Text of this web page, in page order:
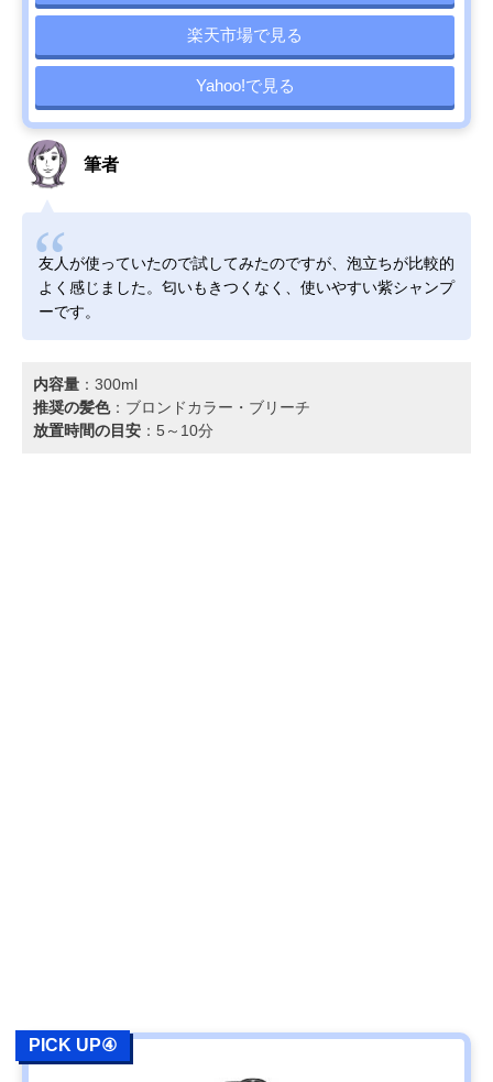
楽天市場で見る
Yahoo!で見る
筆者
友人が使っていたので試してみたのですが、泡立ちが比較的
よく感じました。匂いもきつくなく、使いやすい紫シャンプ
ーです。
内容量 ：300ml
推奨の髪色：ブロンドカラー・ブリーチ
放置時間の目安 ：5～10分
PICK UP④